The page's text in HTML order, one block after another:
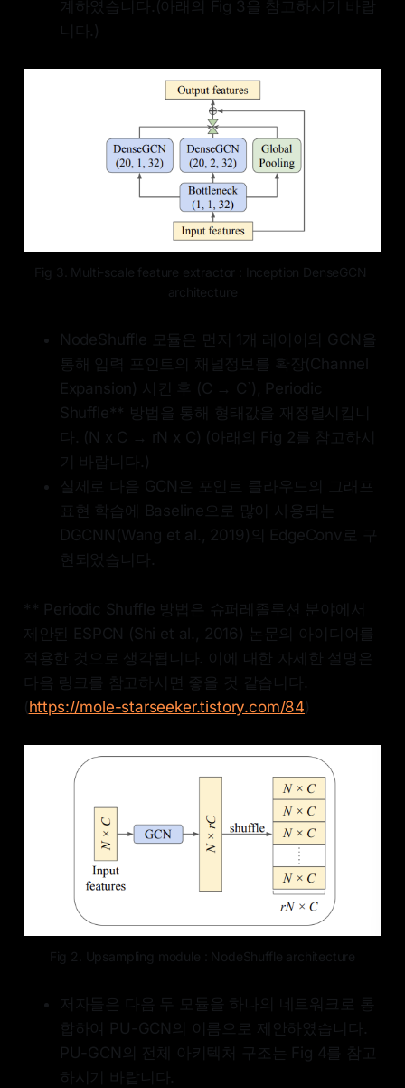
계하였습니다.(아래의 Fig 3을 참고하시기 바랍
니다.)
Fig 3. Multi-scale feature extractor : Inception DenseGCN
architecture
NodeShuffle 모듈은 먼저 1개 레이어의 GCN을
통해 입력 포인트의 채널정보를 확장(Channel
Expansion) 시킨 후 (C → C`), Periodic
Shuffle** 방법을 통해 형태값을 재정렬시킵니
다. (N x C → rN x C) (아래의 Fig 2를 참고하시
기 바랍니다.)
실제로 다음 GCN은 포인트 클라우드의 그래프
표현 학습에 Baseline으로 많이 사용되는
DGCNN(Wang et al., 2019)의 EdgeConv로 구
현되었습니다.
** Periodic Shuffle 방법은 슈퍼레졸루션 분야에서
제안된 ESPCN (Shi et al., 2016) 논문의 아이디어를
적용한 것으로 생각됩니다. 이에 대한 자세한 설명은
다음 링크를 참고하시면 좋을 것 같습니다.
(https://mole-starseeker.tistory.com/84 )
Fig 2. Upsampling module : NodeShuffle architecture
저자들은 다음 두 모듈을 하나의 네트워크로 통
합하여 PU-GCN의 이름으로 제안하였습니다.
PU-GCN의 전체 아키텍처 구조는 Fig 4를 참고
하시기 바랍니다.